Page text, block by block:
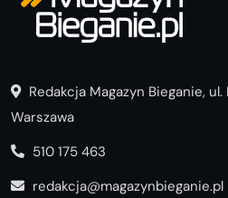
Redakcja Magazyn Bieganie,
Warszawa
510 175 463
redakcja@magazynbieganie.pl